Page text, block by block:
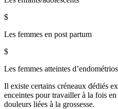
$
Les femmes en post partum
$
Les femmes atteintes
Il existe certains créneaux dédiés
enceintes pour travailler à la fois
douleurs liées à la grossesse.